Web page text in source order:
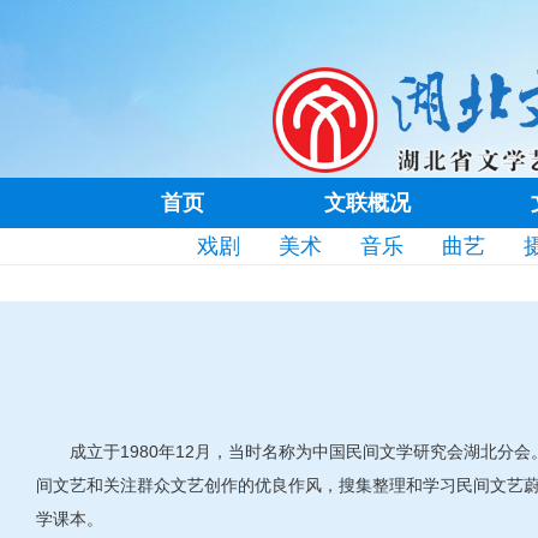
首页 文联概况
戏剧
美术 音乐 曲艺
成立于1980年12月，当时名称为中国民间文学研究会湖北分
间文艺和关注群众文艺创作的优良作风，搜集整理和学习民间文
学课本。